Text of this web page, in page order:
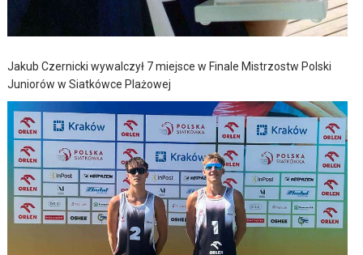
Jakub Czernicki wywalczył 7 miejsce w Finale Mistrzostw Polski
Juniorów w Siatkówce Plażowej